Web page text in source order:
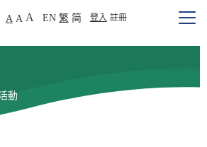
A A A EN 繁 简 登入 註冊
動